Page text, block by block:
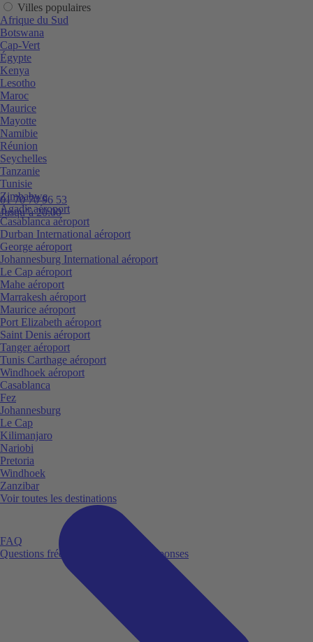
01 70 70 96 53
Jusqu’à 20:00
FAQ
Questions fréquemment posées et réponses
Villes populaires
Afrique du Sud
Botswana
Cap-Vert
Égypte
Kenya
Lesotho
Maroc
Maurice
Mayotte
Namibie
Réunion
Seychelles
Tanzanie
Tunisie
Zimbabwe
Agadir aéroport
Casablanca aéroport
Durban International aéroport
George aéroport
Johannesburg International aéroport
Le Cap aéroport
Mahe aéroport
Marrakesh aéroport
Maurice aéroport
Port Elizabeth aéroport
Saint Denis aéroport
Tanger aéroport
Tunis Carthage aéroport
Windhoek aéroport
Casablanca
Fez
Johannesburg
Le Cap
Kilimanjaro
Nariobi
Pretoria
Windhoek
Zanzibar
Voir toutes les destinations